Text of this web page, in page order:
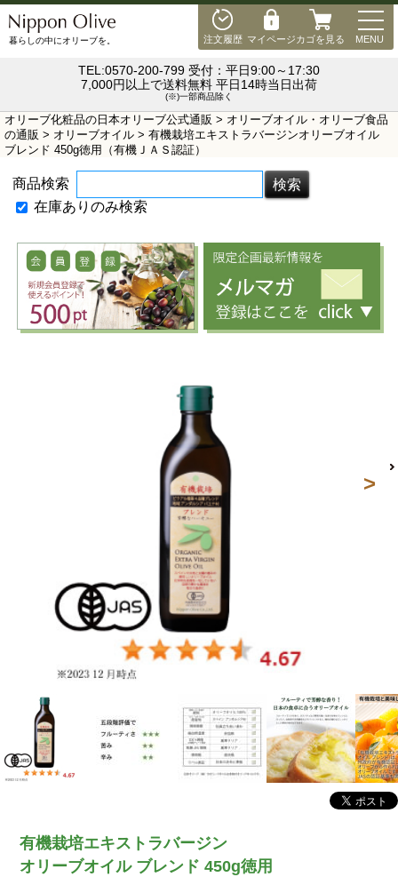
注文履歴 マイページカゴを見る MENU
暮らしの中にオリーブを。
TEL:0570-200-799 受付：平日9:00～17:30
7,000円以上で送料無料 平日14時当日出荷
(※)一部商品除く
オリーブ化粧品の日本オリーブ公式通販 > オリーブオイル・オリーブ食品
の通販 > オリーブオイル > 有機栽培エキストラバージンオリーブオイル
ブレンド 450g徳用（有機ＪＡＳ認証）
商品検索
在庫ありのみ検索
有機栽培エキストラバージン
オリーブオイル ブレンド 450g徳用